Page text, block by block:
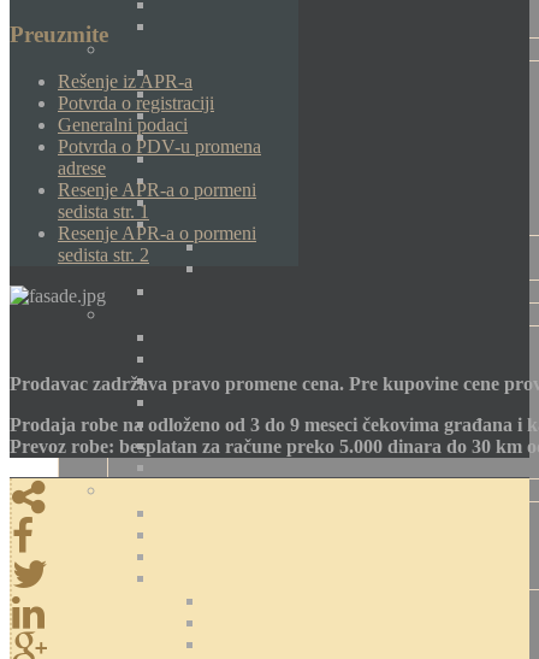
Preuzmite
Rešenje iz APR-a
Potvrda o registraciji
Generalni podaci
Potvrda o PDV-u promena
adrese
Resenje APR-a o pormeni
sedista str. 1
Resenje APR-a o pormeni
sedista str. 2
Prodavac zadržava pravo promene cena. Pre kupovine cene
Prodaja robe na odloženo od 3 do 9 meseci čekovima građana i
Prevoz robe: besplatan za račune preko 5.000 dinara do 30 km